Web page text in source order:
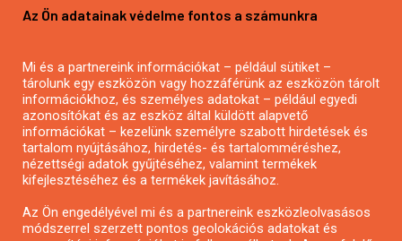
Mezőgazdasági pályázatírás
Pályázatírás civil szervezeteknek
Pályázatírás önkormányzatoknak
Pályázatfigyelés
Specifikus pályázatfigyelés vagy hírlevél
Az Ön adatainak védelme fontos a számunkra
Mi és a partnereink információkat – például sütiket –
tárolunk egy eszközön vagy hozzáférünk az eszközön tárolt
információkhoz, és személyes adatokat – például egyedi
azonosítókat és az eszköz által küldött alapvető
információkat – kezelünk személyre szabott hirdetések és
tartalom nyújtásához, hirdetés- és tartalomméréshez,
nézettségi adatok gyűjtéséhez, valamint termékek
kifejlesztéséhez és a termékek javításához.
Az Ön engedélyével mi és a partnereink eszközleolvasásos
módszerrel szerzett pontos geolokációs adatokat és